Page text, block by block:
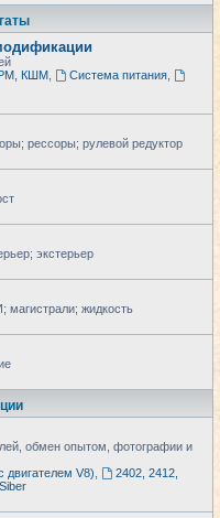
КШМ, Система питания,
рессоры; рулевой редуктор
экстерьер
жидкость
обмен опытом, фотографии и
двигателем V8)
2402, 2412,